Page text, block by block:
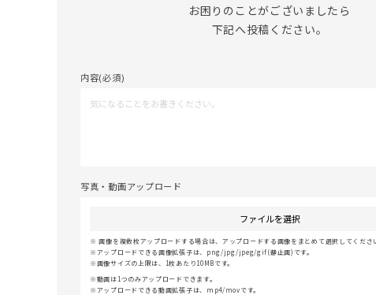
お困りのことがございましたら
下記へ投稿ください。
内容(必須)
写真・動画アップロード
ファイルを選択
画像を複数枚アップロードする場合は、アップロードする画像をまとめて選択してくださ
アップロードできる画像拡張子は、png/jpg/jpeg/gif(静止画)です。
画像サイズの上限は、1枚あたり10MBです。
動画は1つのみアップロードできます。
アップロードできる動画拡張子は、mp4/movです。